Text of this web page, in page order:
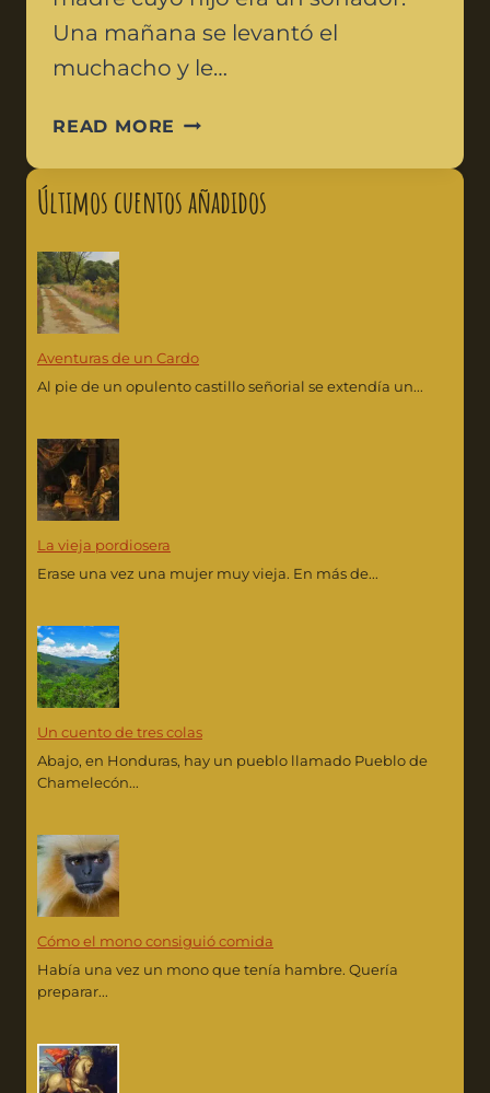
Una mañana se levantó el
muchacho y le…
READ MORE
Últimos cuentos añadidos
Aventuras de un Cardo
Al pie de un opulento castillo señorial se extendía un...
La vieja pordiosera
Erase una vez una mujer muy vieja. En más de...
Un cuento de tres colas
Abajo, en Honduras, hay un pueblo llamado Pueblo de
Chamelecón...
Cómo el mono consiguió comida
Había una vez un mono que tenía hambre. Quería
preparar...